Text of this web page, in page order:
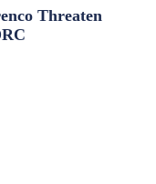
Threaten